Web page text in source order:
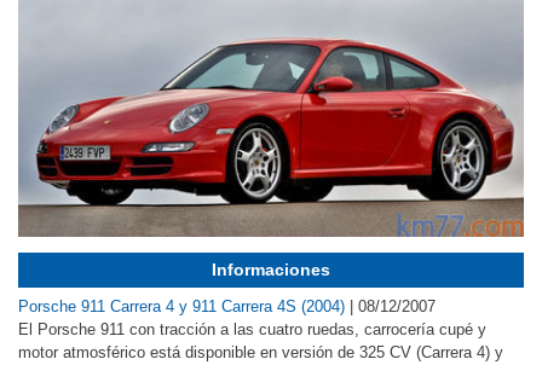
Informaciones
Porsche 911 Carrera 4 y 911 Carrera 4S (2004)
08/12/2007
El Porsche 911 con tracción a las cuatro ruedas, carrocería cupé y
motor atmosférico está disponible en versión de 325 CV (Carrera 4) y